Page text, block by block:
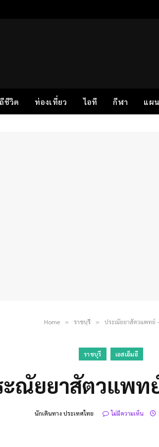
ชีวิต ท่องเที่ยว ไอที กีฬา แผ
Home » ราชบุรี » ประณัยยาสัตวแพทย์
ราชบุรี เอสเอ็มอี
ณัยยาสัตวแพท
นักเดินทาง ประเทศไทย ไม่มีความเห็น